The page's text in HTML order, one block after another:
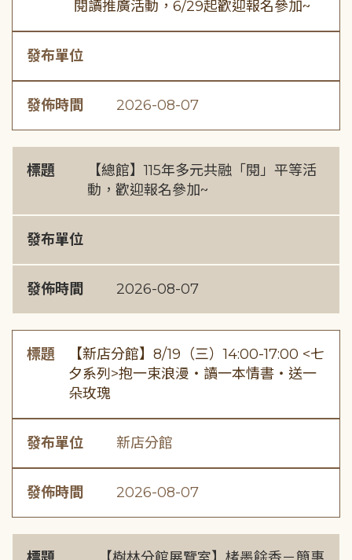
閱讀推廣活動，6/29起歡迎報名參加~
發布單位
發佈時間 2026-08-07
標題
【總館】115年多元共融「閱」平等活
動，歡迎報名參加~
發布單位
發佈時間 2026-08-07
標題
【新店分館】8/19（三）14:00-17:00 <七
夕系列>抱一束浪漫・讀一本情書・送一
朵玫瑰
發布單位 新店分館
發佈時間 2026-08-07